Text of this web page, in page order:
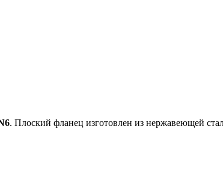
. Плоский фланец изготовлен из нержавеющей